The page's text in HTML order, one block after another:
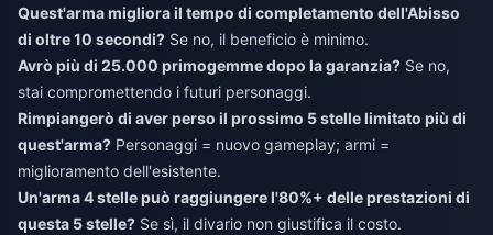
Quest'arma migliora il tempo di completamento dell'Abisso
di oltre 10 secondi? Se no, il beneficio è minimo.
Avrò più di 25.000 primogemme dopo la garanzia? Se no,
stai compromettendo i futuri personaggi.
Rimpiangerò di aver perso il prossimo 5 stelle limitato più di
quest'arma? Personaggi = nuovo gameplay; armi =
miglioramento dell'esistente.
Un'arma 4 stelle può raggiungere l'80%+ delle prestazioni di
questa 5 stelle? Se sì, il divario non giustifica il costo.